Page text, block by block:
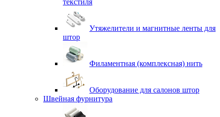
текстиля
Утяжелители и магнитные ленты для
штор
Филаментная (комплексная) нить
Оборудование для салонов штор
Швейная фурнитура